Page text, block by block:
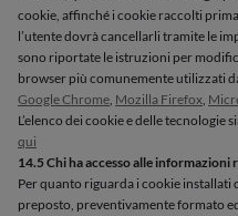
cookie, affinché i cookie raccolti
l’utente dovrà cancellarli tramite le
sono riportate le istruzioni per
browser più comunemente utilizzati
Google Chrome, Mozilla Firefox,
L’elenco dei cookie e delle
qui
14.5 Chi ha accesso alle
Per quanto riguarda i cookie installati
preposto, preventivamente formato